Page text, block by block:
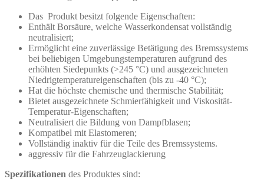
Das Produkt besitzt folgende Eigenschaften:
Enthält Borsäure, welche Wasserkondensat vollständig
neutralisiert;
Ermöglicht eine zuverlässige Betätigung des Bremssystems
bei beliebigen Umgebungstemperaturen aufgrund des
erhöhten Siedepunkts (>245 °C) und ausgezeichneten
Niedrigtemperatureigenschaften (bis zu -40 °C);
Hat die höchste chemische und thermische Stabilität;
Bietet ausgezeichnete Schmierfähigkeit und Viskosität-
Temperatur-Eigenschaften;
Neutralisiert die Bildung von Dampfblasen;
Kompatibel mit Elastomeren;
Vollständig inaktiv für die Teile des Bremssystems.
aggressiv für die Fahrzeuglackierung
Spezifikationen des Produktes sind: